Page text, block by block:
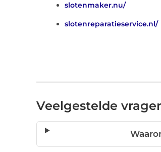
slotenmaker.nu/
slotenreparatieservice.nl/
Veelgestelde